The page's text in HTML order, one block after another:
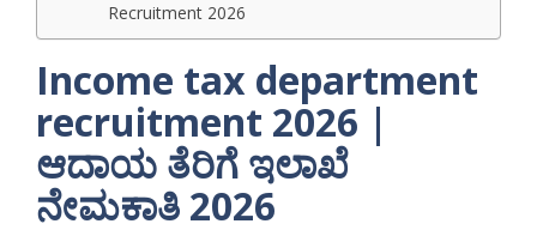
Recruitment 2026
Income tax department
recruitment 2026 |
ಆದಾಯ ತೆರಿಗೆ ಇಲಾಖೆ
ನೇಮಕಾತಿ 2026